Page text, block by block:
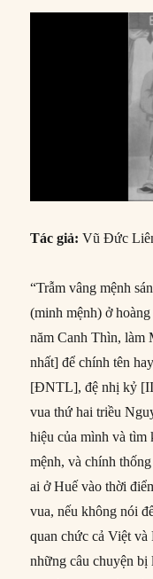
Tác giả: Vũ Đức
“Trẫm vâng mệnh
(minh mệnh) ở
năm Canh Thìn, làm
nhất] để chính tên
[ĐNTL], đệ nhị kỷ
vua thứ hai triều
hiệu của mình và tìm
mệnh, và chính
ai ở Huế vào thời
vua, nếu không nói
quan chức cả Việt
những câu chuyện